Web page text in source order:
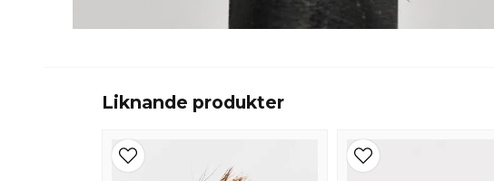
Liknande produkter